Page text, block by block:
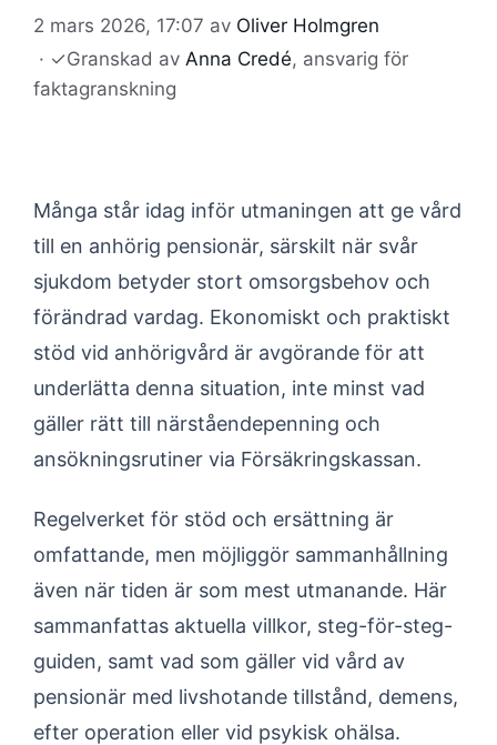
2 mars 2026, 17:07 av Oliver Holmgren
· ✓Granskad av Anna Credé, ansvarig för
faktagranskning
Många står idag inför utmaningen att ge vård
till en anhörig pensionär, särskilt när svår
sjukdom betyder stort omsorgsbehov och
förändrad vardag. Ekonomiskt och praktiskt
stöd vid anhörigvård är avgörande för att
underlätta denna situation, inte minst vad
gäller rätt till närståendepenning och
ansökningsrutiner via Försäkringskassan.
Regelverket för stöd och ersättning är
omfattande, men möjliggör sammanhållning
även när tiden är som mest utmanande. Här
sammanfattas aktuella villkor, steg-för-steg-
guiden, samt vad som gäller vid vård av
pensionär med livshotande tillstånd, demens,
efter operation eller vid psykisk ohälsa.